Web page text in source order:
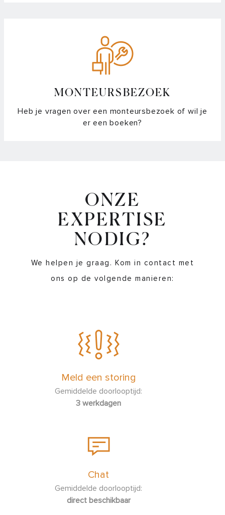
MONTEURSBEZOEK
Heb je vragen over een monteursbezoek of wil je
er een boeken?
ONZE
EXPERTISE
NODIG?
We helpen je graag. Kom in contact met
ons op de volgende manieren:
Meld een storing
Gemiddelde doorlooptijd:
3 werkdagen
Chat
Gemiddelde doorlooptijd:
direct beschikbaar